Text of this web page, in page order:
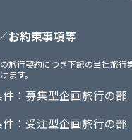
お約束事項等
旅行契約につき下記の当社旅行
ます。
件：募集型企画旅行の部
件：受注型企画旅行の部